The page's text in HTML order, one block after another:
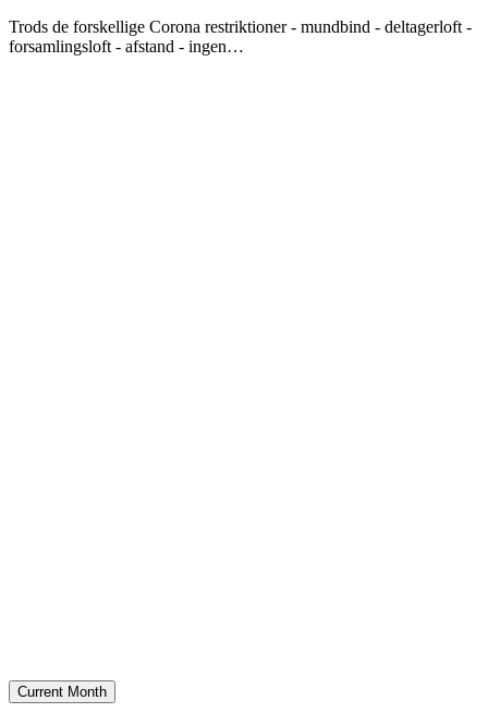
Trods de forskellige Corona restriktioner - mundbind - deltagerloft -
forsamlingsloft - afstand - ingen…
Current Month